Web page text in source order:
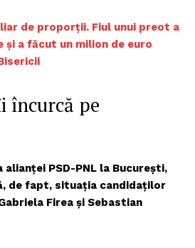
de proporții. Fiul unui preot a
a făcut un milion de euro
încurcă pe
alianței PSD-PNL la București,
de fapt, situația candidaților
Firea și Sebastian